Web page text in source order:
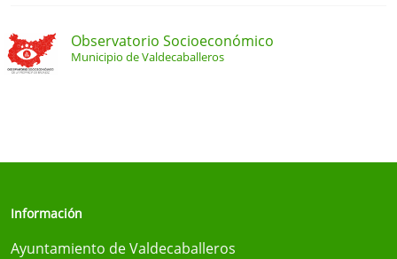
Observatorio Socioeconómico
Municipio de Valdecaballeros
Información
Ayuntamiento de Valdecaballeros